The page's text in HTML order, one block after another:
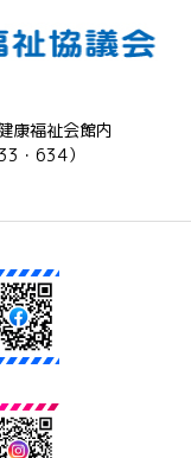
康福祉会館内
・634）